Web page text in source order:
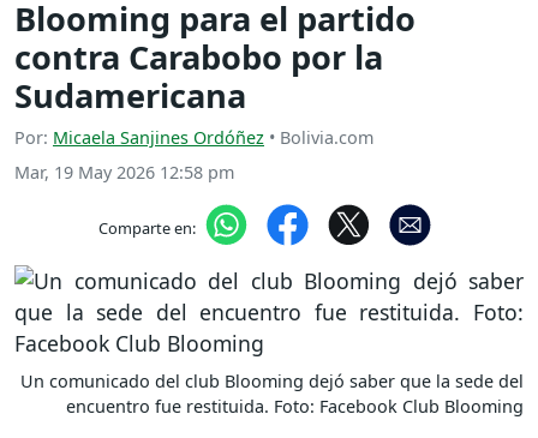
Blooming para el partido
contra Carabobo por la
Sudamericana
Por: Micaela Sanjines Ordóñez • Bolivia.com
Mar, 19 May 2026 12:58 pm
Comparte en:
Un comunicado del club Blooming dejó saber que la sede del
encuentro fue restituida. Foto: Facebook Club Blooming